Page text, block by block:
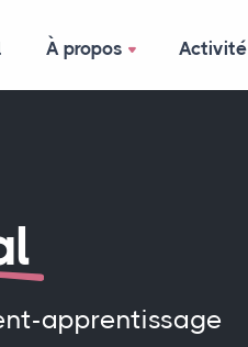
À propos Activité
apprentissage